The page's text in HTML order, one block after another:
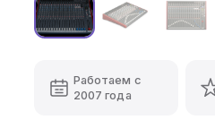
Работаем с
2007 года